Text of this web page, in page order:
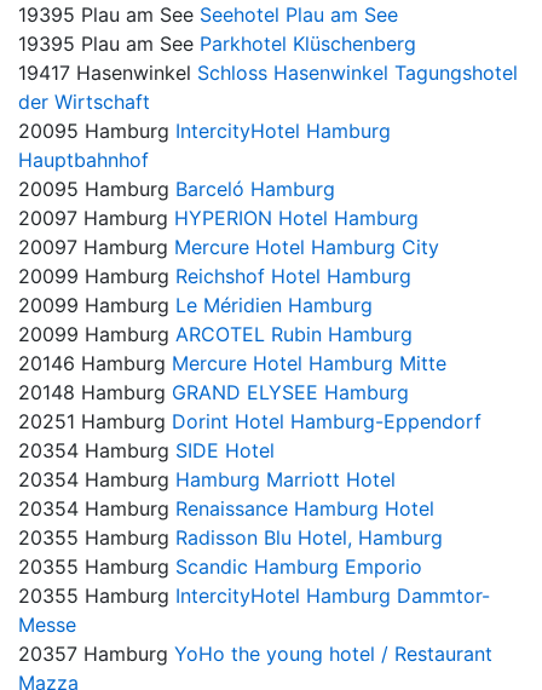
19395 Plau am See Seehotel Plau am See
19395 Plau am See Parkhotel Klüschenberg
19417 Hasenwinkel Schloss Hasenwinkel Tagungshotel
der Wirtschaft
20095 Hamburg IntercityHotel Hamburg
Hauptbahnhof
20095 Hamburg Barceló Hamburg
20097 Hamburg HYPERION Hotel Hamburg
20097 Hamburg Mercure Hotel Hamburg City
20099 Hamburg Reichshof Hotel Hamburg
20099 Hamburg Le Méridien Hamburg
20099 Hamburg ARCOTEL Rubin Hamburg
20146 Hamburg Mercure Hotel Hamburg Mitte
20148 Hamburg GRAND ELYSEE Hamburg
20251 Hamburg Dorint Hotel Hamburg-Eppendorf
20354 Hamburg SIDE Hotel
20354 Hamburg Hamburg Marriott Hotel
20354 Hamburg Renaissance Hamburg Hotel
20355 Hamburg Radisson Blu Hotel, Hamburg
20355 Hamburg Scandic Hamburg Emporio
20355 Hamburg IntercityHotel Hamburg Dammtor-
Messe
20357 Hamburg YoHo the young hotel / Restaurant
Mazza